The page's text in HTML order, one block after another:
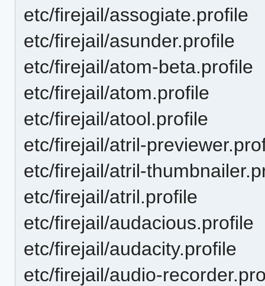
etc/firejail/assogiate.profile
etc/firejail/asunder.profile
etc/firejail/atom-beta.profile
etc/firejail/atom.profile
etc/firejail/atool.profile
etc/firejail/atril-
etc/firejail/atril-
etc/firejail/atril.profile
etc/firejail/audacious.profile
etc/firejail/audacity.profile
etc/firejail/audio-